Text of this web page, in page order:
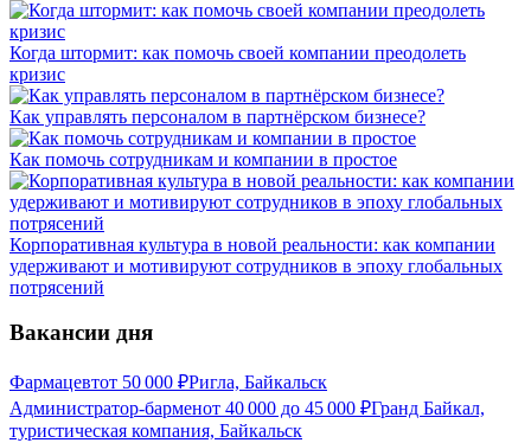
Когда штормит: как помочь своей компании преодолеть
кризис
Как управлять персоналом в партнёрском бизнесе?
Как помочь сотрудникам и компании в простое
Корпоративная культура в новой реальности: как компании
удерживают и мотивируют сотрудников в эпоху глобальных
потрясений
Вакансии дня
Фармацевтот 50 000 ₽Ригла, Байкальск
Администратор-барменот 40 000 до 45 000 ₽Гранд Байкал,
туристическая компания, Байкальск